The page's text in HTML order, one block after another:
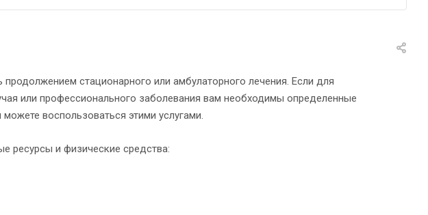
стационарного или амбулаторного лечения. Если для
или профессионального заболевания вам необходимы определенные
воспользоваться этими услугами.
ресурсы и физические средства: